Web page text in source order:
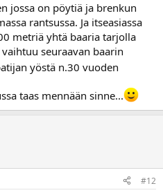
jossa on pöytiä ja brenkun
rantsussa. Ja itseasiassa
metriä yhtä baaria tarjolla
seuraavan baarin
yöstä n.30 vuoden
taas mennään sinne...
#12